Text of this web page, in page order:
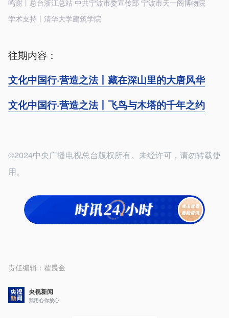
鸣谢丨总台浙江总站 中共宁波市委宣传部 宁波市天一阁博物院
学术支持丨清华大学建筑学院
往期内容：
文化中国行·营造之法丨藏在深山里的大唐风华
文化中国行·营造之法丨飞鸟与木塔的千年之约
©2024中央广播电视总台版权所有。未经许可，请勿转载使
用。
责任编辑： 翟晨金
央视新闻
我用心你放心